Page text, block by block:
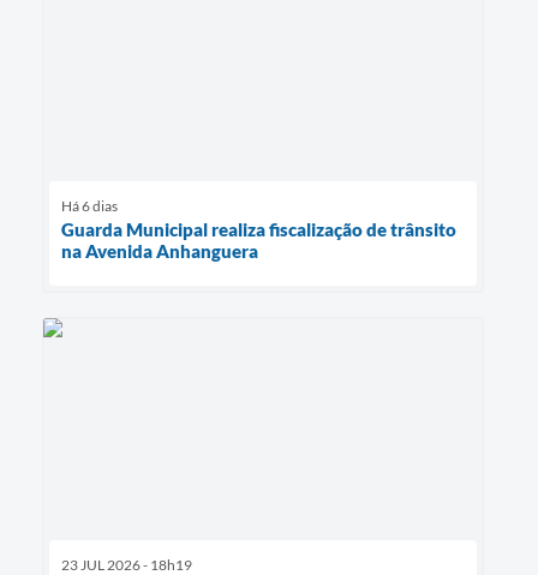
Há 6 dias
Guarda Municipal realiza fiscalização de trânsito
na Avenida Anhanguera
23 JUL 2026 - 18h19